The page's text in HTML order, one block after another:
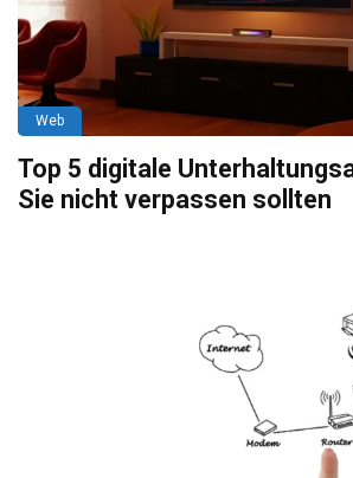
Web
Top 5 digitale
Sie nicht verpassen sollten